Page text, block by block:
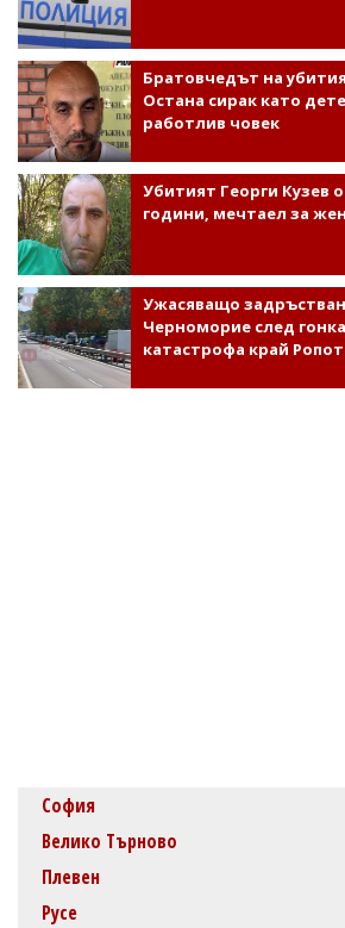
Братовчедът на
Остана сирак като
работлив човек
Убитият Георги Кузев
години, мечтаел за
Ужасяващо
Черноморие след
катастрофа край
София
Велико Търново
Плевен
Русе